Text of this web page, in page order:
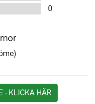
0
- KLICKA HÄR